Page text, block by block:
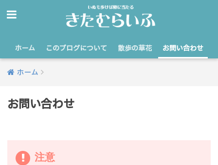
ホーム このブログについて 散歩の草花 お問い合わせ
ホーム
お問い合わせ
注意